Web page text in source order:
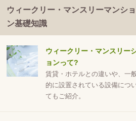
ウィークリー・マンスリーマンショ
ン基礎知識
ウィークリー・マンスリー
ョンって?
賃貸・ホテルとの違いや、一
的に設置されている設備につ
てもご紹介。